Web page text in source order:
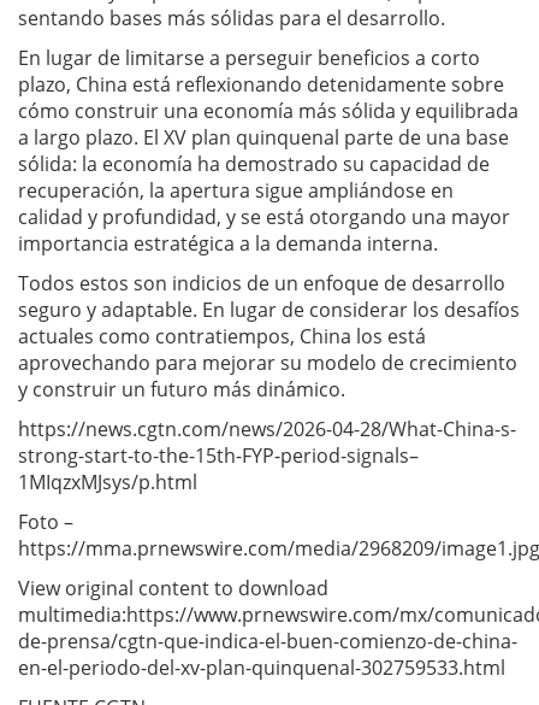
sentando bases más sólidas para el desarrollo.
En lugar de limitarse a perseguir beneficios a corto
plazo, China está reflexionando detenidamente sobre
cómo construir una economía más sólida y equilibrada
a largo plazo. El XV plan quinquenal parte de una base
sólida: la economía ha demostrado su capacidad de
recuperación, la apertura sigue ampliándose en
calidad y profundidad, y se está otorgando una mayor
importancia estratégica a la demanda interna.
Todos estos son indicios de un enfoque de desarrollo
seguro y adaptable. En lugar de considerar los desafíos
actuales como contratiempos, China los está
aprovechando para mejorar su modelo de crecimiento
y construir un futuro más dinámico.
https://news.cgtn.com/news/2026-04-28/What-China-s-
strong-start-to-the-15th-FYP-period-signals–
1MIqzxMJsys/p.html
Foto –
https://mma.prnewswire.com/media/2968209/image1.jpg
View original content to download
multimedia:https://www.prnewswire.com/mx/
de-prensa/cgtn-que-indica-el-buen-comienzo-de-china-
en-el-periodo-del-xv-plan-quinquenal-302759533.html